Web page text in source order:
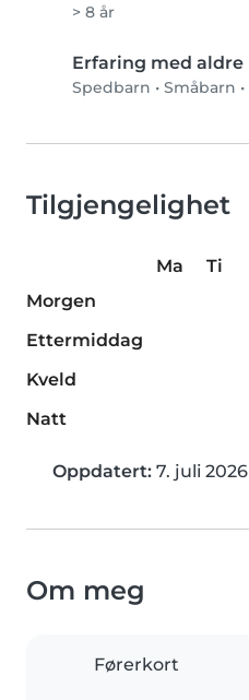
> 8 år
Erfaring med aldre
Spedbarn • Småbarn •
Tilgjengelighet
Ma Ti
Morgen
Ettermiddag
Kveld
Natt
Oppdatert: 7. juli 2026
Om meg
Førerkort